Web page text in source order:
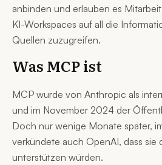
anbinden und erlauben es
KI-Workspaces auf all die
Quellen zuzugreifen.
Was MCP ist
MCP wurde von Anthropic als
und im November 2024 der
Doch nur wenige Monate später,
verkündete auch OpenAI, dass sie
unterstützen würden.